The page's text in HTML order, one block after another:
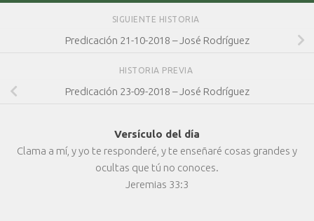
SIGUIENTE HISTORIA
Predicación 21-10-2018 – José Rodríguez
HISTORIA PREVIA
Predicación 23-09-2018 – José Rodríguez
Versículo del día
Clama a mí, y yo te responderé, y te enseñaré cosas grandes y
ocultas que tú no conoces.
Jeremias 33:3